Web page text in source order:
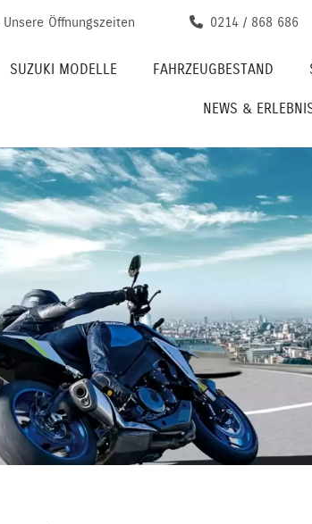
Unsere Öffnungszeiten 0214 / 868 686
SUZUKI MODELLE FAHRZEUGBESTAND
NEWS &